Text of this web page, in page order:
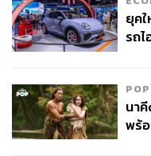
รู้สึกว่าไม่มีใครเข้าใจเข
จนไม่กล้าให้คนอื่นรู้ เพ
คนอื่นผิดหวัง แต่พอได้รู้สึ
ตายแล้ว
คนที่ฆ่าตัวตายคือคนไม่รั
คนเรามีศักยภาพในการ
ยุค
รถ
POP
นา
พร้